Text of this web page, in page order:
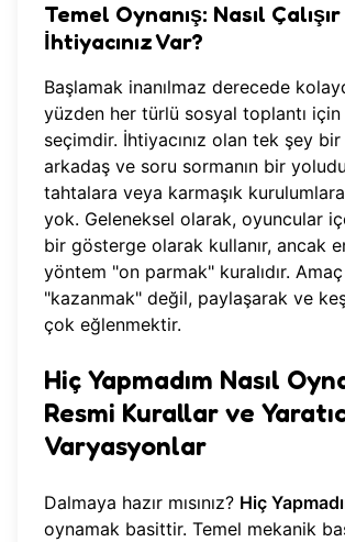
Temel Oynanış: Nasıl
İhtiyacınız Var?
Başlamak inanılmaz derecede
yüzden her türlü sosyal toplantı
seçimdir. İhtiyacınız olan tek şey
arkadaş ve soru sormanın bir
tahtalara veya karmaşık kurulumlara
yok. Geleneksel olarak, oyuncular
bir gösterge olarak kullanır, ancak
yöntem "on parmak" kuralıdır.
"kazanmak" değil, paylaşarak ve
çok eğlenmektir.
Hiç Yapmadım Nasıl
Resmi Kurallar ve
Varyasyonlar
Dalmaya hazır mısınız? Hiç
oynamak basittir. Temel mekanik